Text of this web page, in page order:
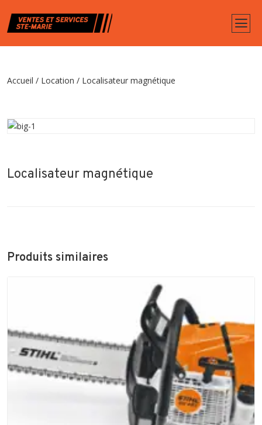
Accueil / Location / Localisateur magnétique
Localisateur magnétique
Produits similaires